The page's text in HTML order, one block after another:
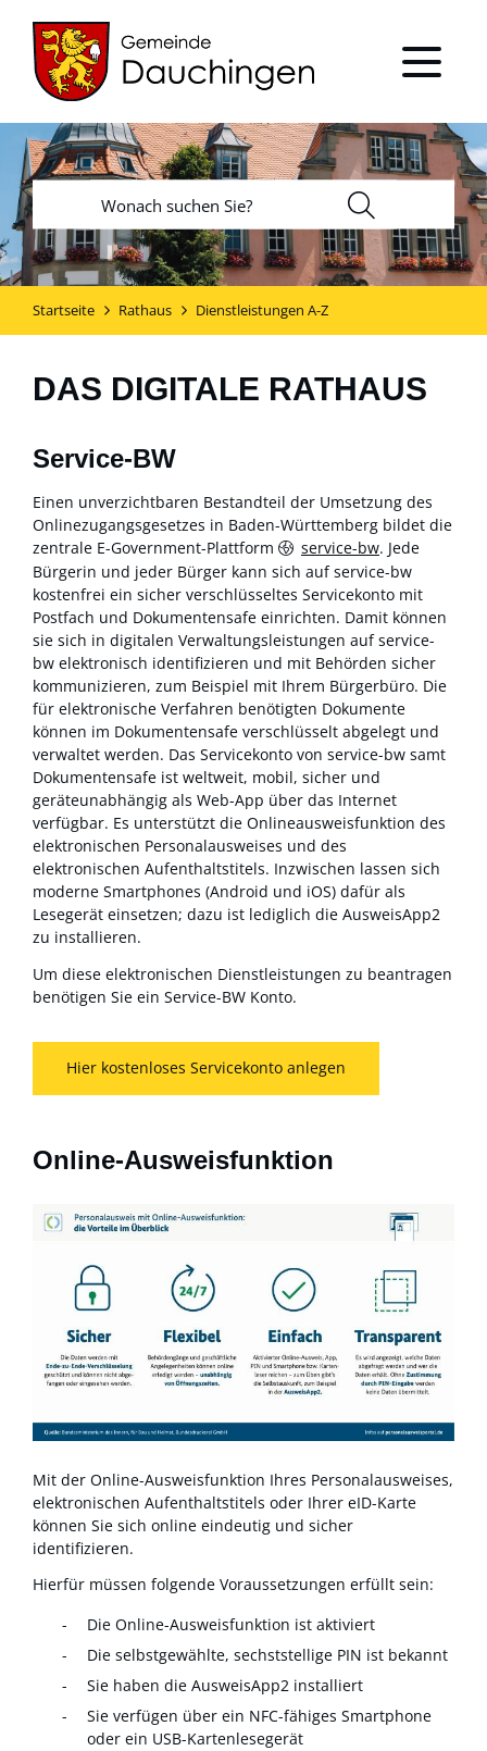
Startseite Rathaus Dienstleistungen A-Z
DAS DIGITALE RATHAUS
Service-BW
Einen unverzichtbaren Bestandteil der Umsetzung des
Onlinezugangsgesetzes in Baden-Württemberg bildet die
zentrale E-Government-Plattform
service-bw. Jede
Bürgerin und jeder Bürger kann sich auf service-bw
kostenfrei ein sicher verschlüsseltes Servicekonto mit
Postfach und Dokumentensafe einrichten. Damit können
sie sich in digitalen Verwaltungsleistungen auf service-
bw elektronisch identifizieren und mit Behörden sicher
kommunizieren, zum Beispiel mit Ihrem Bürgerbüro. Die
für elektronische Verfahren benötigten Dokumente
können im Dokumentensafe verschlüsselt abgelegt und
verwaltet werden. Das Servicekonto von service-bw samt
Dokumentensafe ist weltweit, mobil, sicher und
geräteunabhängig als Web-App über das Internet
verfügbar. Es unterstützt die Onlineausweisfunktion des
elektronischen Personalausweises und des
elektronischen Aufenthaltstitels. Inzwischen lassen sich
moderne Smartphones (Android und iOS) dafür als
Lesegerät einsetzen; dazu ist lediglich die AusweisApp2
zu installieren.
Um diese elektronischen Dienstleistungen zu beantragen
benötigen Sie ein Service-BW Konto.
Hier kostenloses Servicekonto anlegen
Online-Ausweisfunktion
Mit der Online-Ausweisfunktion Ihres Personalausweises,
elektronischen Aufenthaltstitels oder Ihrer eID-Karte
können Sie sich online eindeutig und sicher
identifizieren.
Hierfür müssen folgende Voraussetzungen erfüllt sein:
Die Online-Ausweisfunktion ist aktiviert
Die selbstgewählte, sechststellige PIN ist bekannt
Sie haben die AusweisApp2 installiert
Sie verfügen über ein NFC-fähiges Smartphone
oder ein USB-Kartenlesegerät